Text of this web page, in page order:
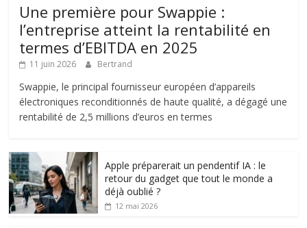
Une première pour Swappie :
l’entreprise atteint la rentabilité en
termes d’EBITDA en 2025
11 juin 2026 Bertrand
Swappie, le principal fournisseur européen d’appareils
électroniques reconditionnés de haute qualité, a dégagé une
rentabilité de 2,5 millions d’euros en termes
Apple préparerait un pendentif IA : le
retour du gadget que tout le monde a
déjà oublié ?
12 mai 2026